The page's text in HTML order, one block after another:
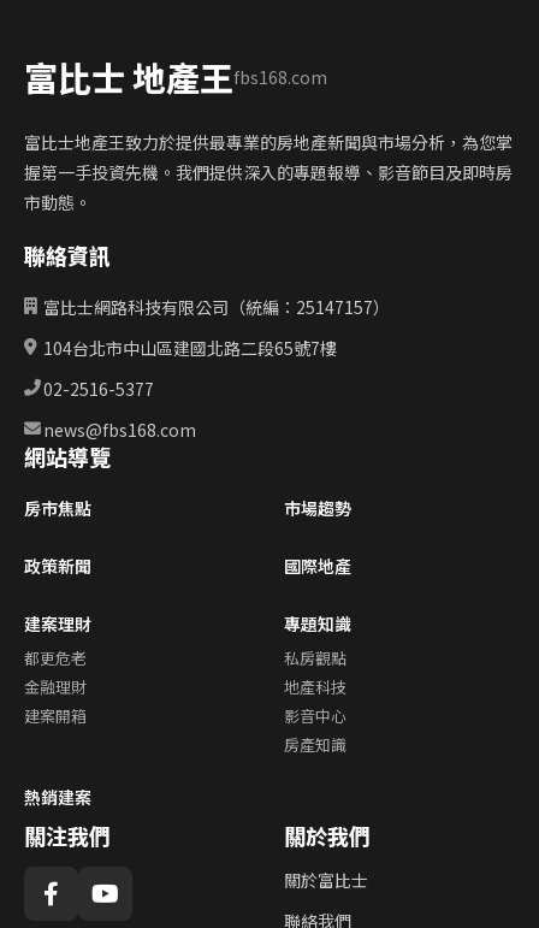
富比士 地產王fbs168.com
富比士地產王致力於提供最專業的房地產新聞與市場分析，為您掌
握第一手投資先機。我們提供深入的專題報導、影音節目及即時房
市動態。
聯絡資訊
富比士網路科技有限公司（統編：25147157）
104台北市中山區建國北路二段65號7樓
02-2516-5377
news@fbs168.com
網站導覽
房市焦點 市場趨勢
政策新聞 國際地產
建案理財
都更危老
金融理財
建案開箱
專題知識
私房觀點
地產科技
影音中心
房產知識
熱銷建案
關注我們 關於我們
關於富比士
聯絡我們